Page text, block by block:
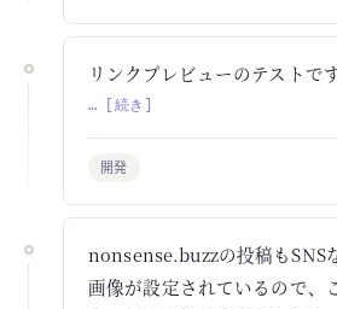
リンクプレビューのテストです
… [続き]
開発
nonsense.buzzの投稿もSNS
画像が設定されているので、